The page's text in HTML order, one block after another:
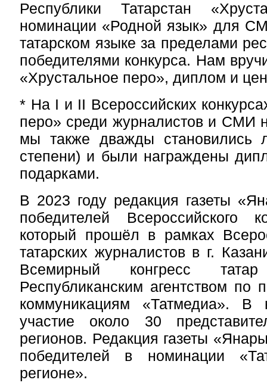
Республики Татарстан
номинации «Родной язык» для
татарском языке за пределами
победителями конкурса. Нам
«Хрустальное перо», диплом и
* На I и II Всероссийских
перо» среди журналистов и СМИ
мы также дважды становились
степени) и были награждены
подарками.
В 2023 году редакция газеты
победителей Всероссийского
который прошёл в рамках
татарских журналистов в г.
Всемирный конгресс
Республиканским агентством по
коммуникациям «Татмедиа». В
участие около 30
регионов. Редакция газеты
победителей в номинации
регионе».